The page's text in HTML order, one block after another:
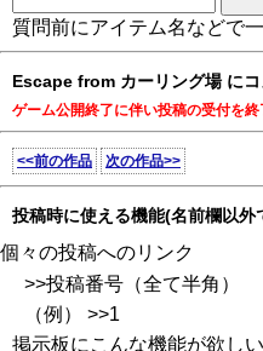
質問前にアイテム名などで
Escape from カーリング場 に
ゲーム公開終了に伴い投稿の受付を終
<<前の作品 次の作品>>
投稿時に使える機能(名前欄以外
個々の投稿へのリンク
>>投稿番号（全て半角）
（例） >>1
掲示板にこんな機能が欲し